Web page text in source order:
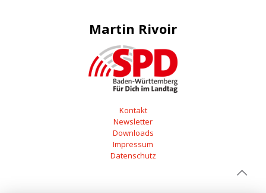
Martin Rivoir
Kontakt
Newsletter
Downloads
Impressum
Datenschutz